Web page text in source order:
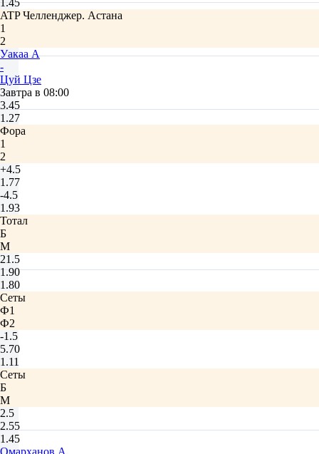
1.45
ATP Челленджер. Астана
1
2
Уакаа А
-
Цуй Цзе
Завтра в 08:00
3.45
1.27
Фора
1
2
+4.5
1.77
-4.5
1.93
Тотал
Б
М
21.5
1.90
1.80
Сеты
Ф1
Ф2
-1.5
5.70
1.11
Сеты
Б
М
2.5
2.55
1.45
Омарханов А